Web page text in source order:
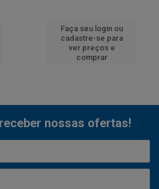
Faça seu login ou
cadastre-se para
ver preços e
comprar
nossas ofertas!